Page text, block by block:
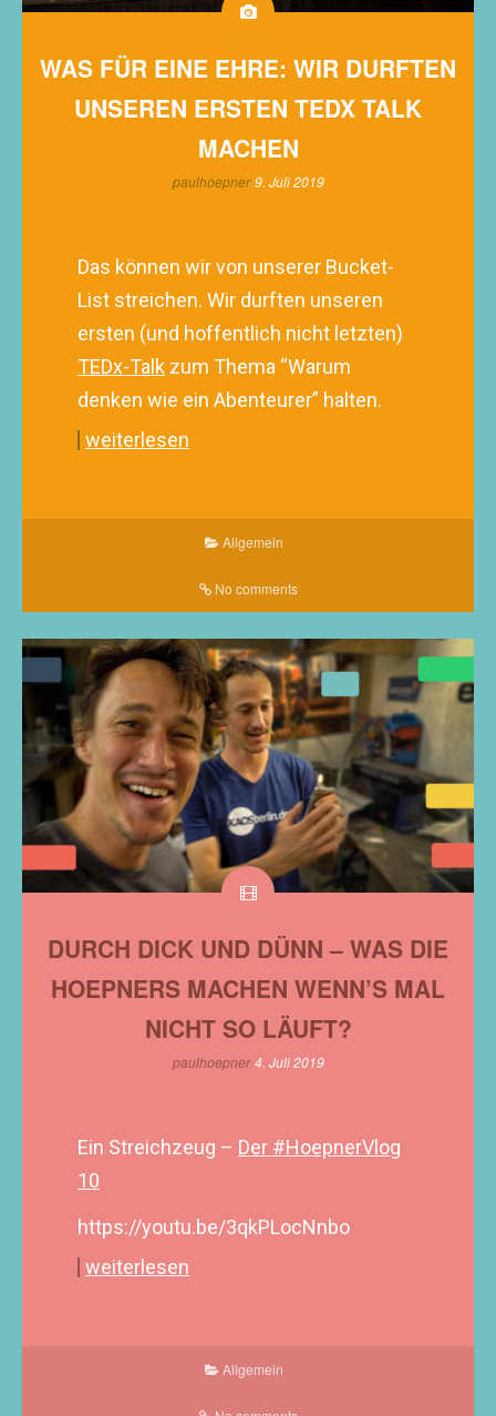
WAS FÜR EINE EHRE: WIR DURFTEN
UNSEREN ERSTEN TEDX TALK
MACHEN
paulhoepner 9. Juli 2019
Das können wir von unserer Bucket-
List streichen. Wir durften unseren
ersten (und hoffentlich nicht letzten)
TEDx-Talk zum Thema “Warum
denken wie ein Abenteurer” halten.
weiterlesen
Allgemein
No comments
DURCH DICK UND DÜNN – WAS DIE
HOEPNERS MACHEN WENN’S MAL
NICHT SO LÄUFT?
paulhoepner 4. Juli 2019
Ein Streichzeug – Der #HoepnerVlog
10
https://youtu.be/3qkPLocNnbo
weiterlesen
Allgemein